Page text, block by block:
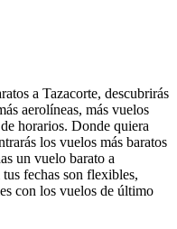
a Tazacorte, descubrirás
aerolíneas, más vuelos
horarios. Donde quiera
los vuelos más baratos
un vuelo barato a
fechas son flexibles,
con los vuelos de último